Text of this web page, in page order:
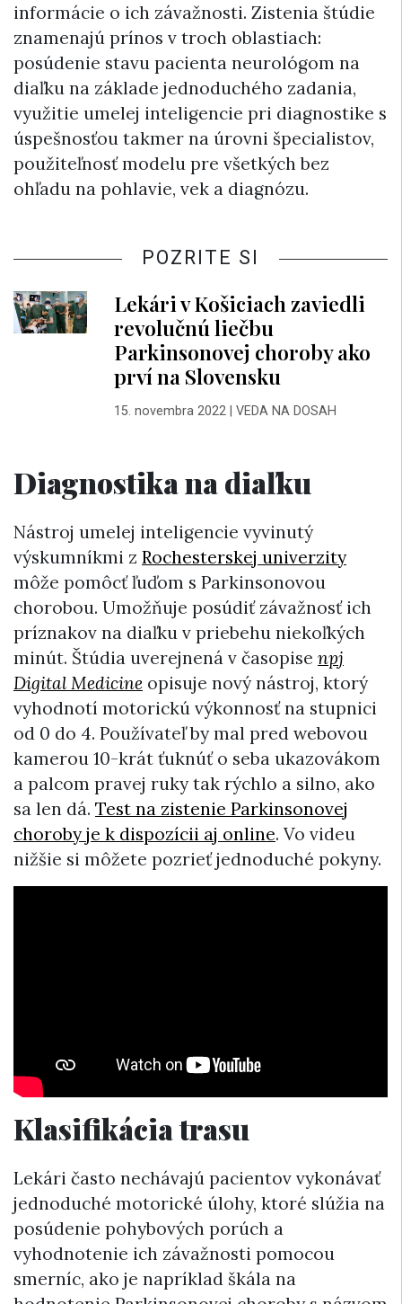
informácie o ich závažnosti. Zistenia štúdie
znamenajú prínos v troch oblastiach:
posúdenie stavu pacienta neurológom na
diaľku na základe jednoduchého zadania,
využitie umelej inteligencie pri diagnostike s
úspešnosťou takmer na úrovni špecialistov,
použiteľnosť modelu pre všetkých bez
ohľadu na pohlavie, vek a diagnózu.
POZRITE SI
Lekári v Košiciach zaviedli
revolučnú liečbu
Parkinsonovej choroby ako
prví na Slovensku
15. novembra 2022| VEDA NA DOSAH
Diagnostika na diaľku
Nástroj umelej inteligencie vyvinutý
výskumníkmi z Rochesterskej univerzity
môže pomôcť ľuďom s Parkinsonovou
chorobou. Umožňuje posúdiť závažnosť ich
príznakov na diaľku v priebehu niekoľkých
minút. Štúdia uverejnená v časopise npj
Digital Medicine opisuje nový nástroj, ktorý
vyhodnotí motorickú výkonnosť na stupnici
od 0 do 4. Používateľ by mal pred webovou
kamerou 10-krát ťuknúť o seba ukazovákom
a palcom pravej ruky tak rýchlo a silno, ako
sa len dá. Test na zistenie Parkinsonovej
choroby je k dispozícii aj online. Vo videu
nižšie si môžete pozrieť jednoduché pokyny.
Klasifikácia trasu
Lekári často nechávajú pacientov vykonávať
jednoduché motorické úlohy, ktoré slúžia na
posúdenie pohybových porúch a
vyhodnotenie ich závažnosti pomocou
smerníc, ako je napríklad škála na